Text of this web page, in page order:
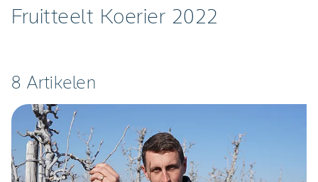
2022
Fruitteelt Koerier 2022
8 Artikelen